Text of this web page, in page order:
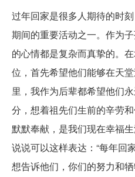
过年回家是很多人期待的时
期间的重要活动之一。作为
的心情都是复杂而真挚的。
位，首先希望他们能够在天
里，我作为后辈都希望他们
分，想着祖先们生前的辛劳
默默奉献，是我们现在幸福
说说可以这样表达：“每年回
想告诉他们，你们的努力和